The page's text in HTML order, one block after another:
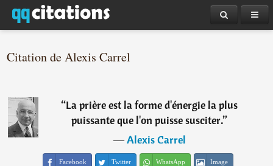
Citation de Alexis Carrel
“La prière est la forme d'énergie la plus
puissante que l'on puisse susciter.”
―Alexis Carrel
Facebook Twitter WhatsApp Image